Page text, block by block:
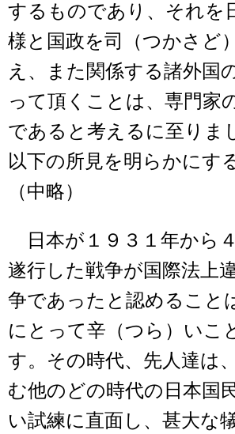
するものであり、それを
様と国政を司（つかさど
え、また関係する諸外国
って頂くことは、専門家
であると考えるに至りま
以下の所見を明らかにす
（中略）
日本が１９３１年から
遂行した戦争が国際法上
争であったと認めること
にとって辛（つら）いこ
す。その時代、先人達は
む他のどの時代の日本国
い試練に直面し、甚大な